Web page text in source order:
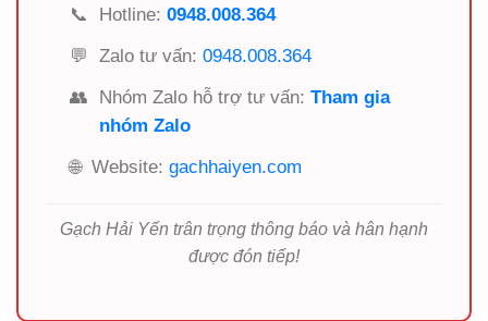
📞
Hotline: 0948.008.364
💬
Zalo tư vấn: 0948.008.364
👥
Nhóm Zalo hỗ trợ tư vấn: Tham gia
nhóm Zalo
🌐 Website: gachhaiyen.com
Gạch Hải Yến trân trọng thông báo và hân hạnh
được đón tiếp!